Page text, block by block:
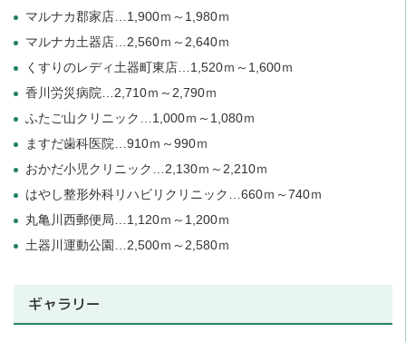
マルナカ郡家店…1,900ｍ～1,980ｍ
マルナカ土器店…2,560ｍ～2,640ｍ
くすりのレディ土器町東店…1,520ｍ～1,600ｍ
香川労災病院…2,710ｍ～2,790ｍ
ふたご山クリニック…1,000ｍ～1,080ｍ
ますだ歯科医院…910ｍ～990ｍ
おかだ小児クリニック…2,130ｍ～2,210ｍ
はやし整形外科リハビリクリニック…660ｍ～740ｍ
丸亀川西郵便局…1,120ｍ～1,200ｍ
土器川運動公園…2,500ｍ～2,580ｍ
ギャラリー